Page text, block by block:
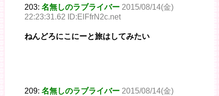
203: 名無しのラブライバー 2015/08/14(金)
22:23:31.62 ID:ElFfrN2c.net
ねんどろにこにーと旅はしてみたい
209: 名無しのラブライバー 2015/08/14(金)